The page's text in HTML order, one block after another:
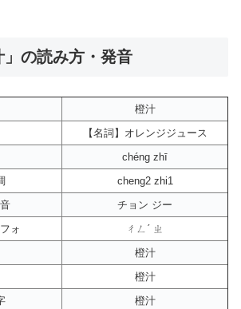
」の読み方・発音
橙汁
【名詞】オレンジジュース
chéng zhī
cheng2 zhi1
チョン ジー
ォ
ㄔㄥˊ ㄓ
橙汁
橙汁
橙汁